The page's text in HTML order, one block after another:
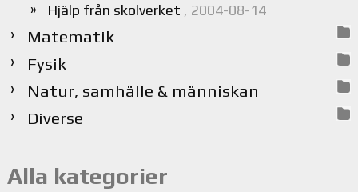
Hjälp från skolverket , 2004-08-14
Matematik
Fysik
Natur, samhälle & människan
Diverse
Alla kategorier